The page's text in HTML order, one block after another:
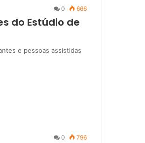
0 666
do Estúdio de
e pessoas assistidas
0 796